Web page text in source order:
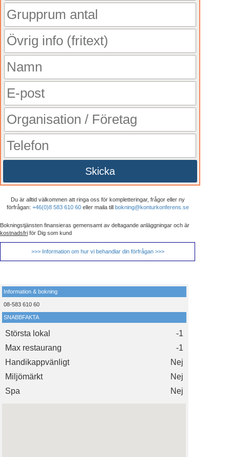
Skicka
Du är alltid välkommen att ringa oss för kompletteringar, frågor eller ny
förfrågan: +46(0)8 583 610 60eller maila till bokning@konturkonferens.se
Bokningstjänsten finansieras gemensamt av deltagande anläggningar och är
kostnadsfri för Dig som kund
>>> Information om hur vi behandlar din förfrågan >>>
Information & bokning
08-583 610 60
SNABBFAKTA
Största lokal
-1
Max restaurang
-1
Handikappvänligt
Nej
Miljömärkt
Nej
Spa
Nej